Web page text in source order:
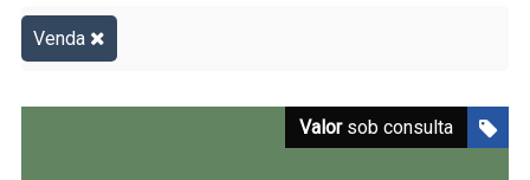
Venda
Valorsob consulta